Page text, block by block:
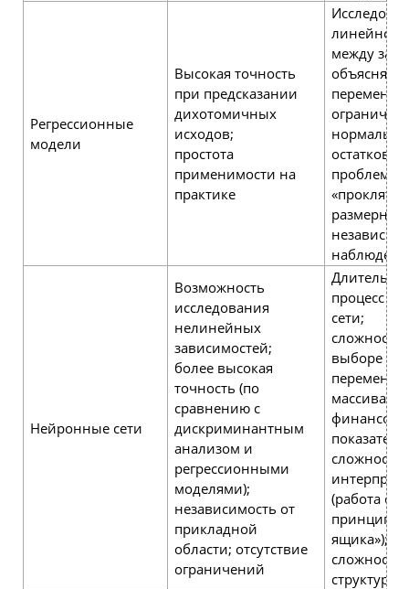
Регрессионные
модели
Высокая точность
при предсказании
дихотомичных
исходов;
простота
применимости на
практике
линейной
между
остатков;
проблема
«проклятия
Нейронные сети
Возможность
исследования
нелинейных
зависимостей;
более высокая
точность (по
сравнению с
дискриминантным
анализом и
регрессионными
моделями);
независимость от
прикладной
области; отсутствие
ограничений
процесс
сети;
сложности
выборе
массива
сложности
(работа
принципу
ящика»);
сложности
структуры